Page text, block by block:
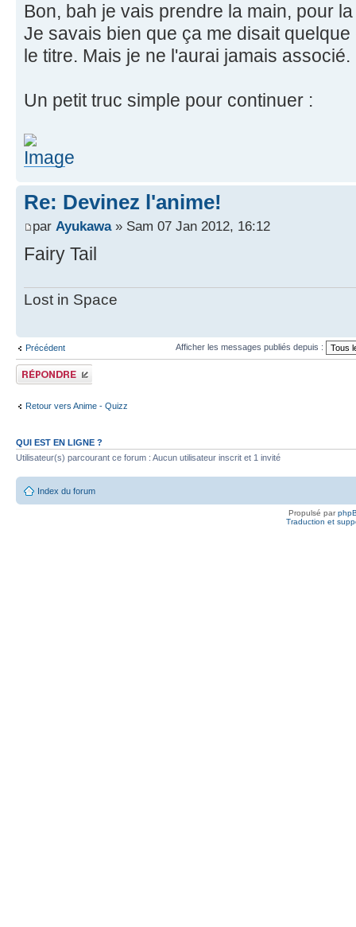
Bon, bah je vais prendre la main, pour
Je savais bien que ça me disait
le titre. Mais je ne l'aurai jamais associé.
Un petit truc simple pour continuer :
Re: Devinez l'anime!
par Ayukawa» Sam 07 Jan 2012, 16:12
Fairy Tail
Lost in Space
Précédent Afficher les messages publiés depuis :
Publier une
réponse
Retour vers Anime - Quizz
QUI EST EN LIGNE ?
Utilisateur(s) parcourant ce forum : Aucun utilisateur inscrit et 1 invité
Index du forum
Propulsé par
Traduction et